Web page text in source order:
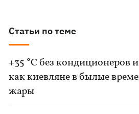
Статьи по теме
+35 °C без кондиционеров
как киевляне в былые
жары